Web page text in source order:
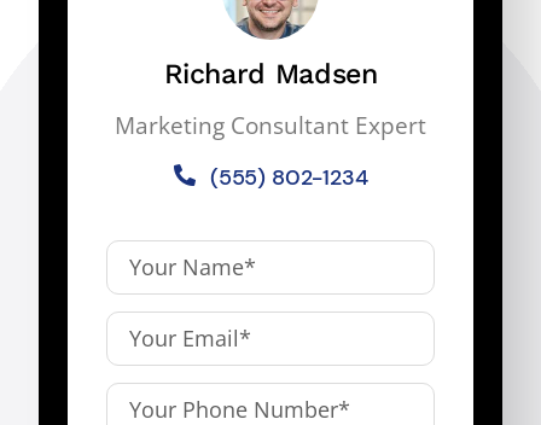
Richard Madsen
Marketing Consultant Expert
(555) 802-1234